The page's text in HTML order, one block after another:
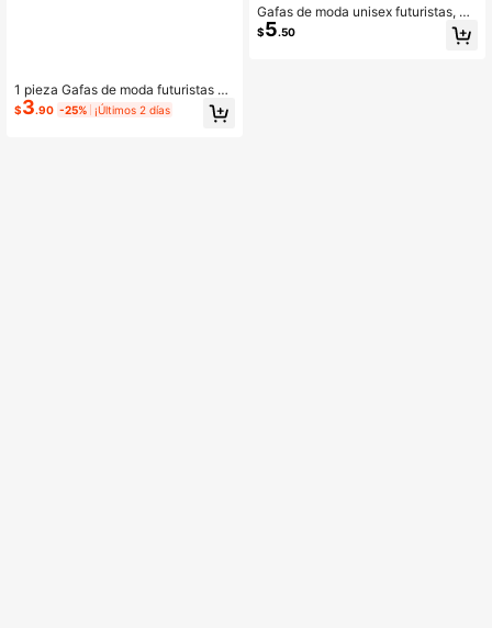
1 pieza Gafas de moda futuristas de
una sola pieza con espejo, diseño ú
nico con forma de pez electrochap
$3.90 -25% ¡Últimos 2 días
Gafas de moda unisex futuristas, ga
fas europeas y americanas, fotograf
ía callejera personalizada, para fies
$5.50